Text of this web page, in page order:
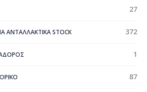
27
ΑΝΤΑΛΛΑΚΤΙΚΑ STOCK 372
1
87